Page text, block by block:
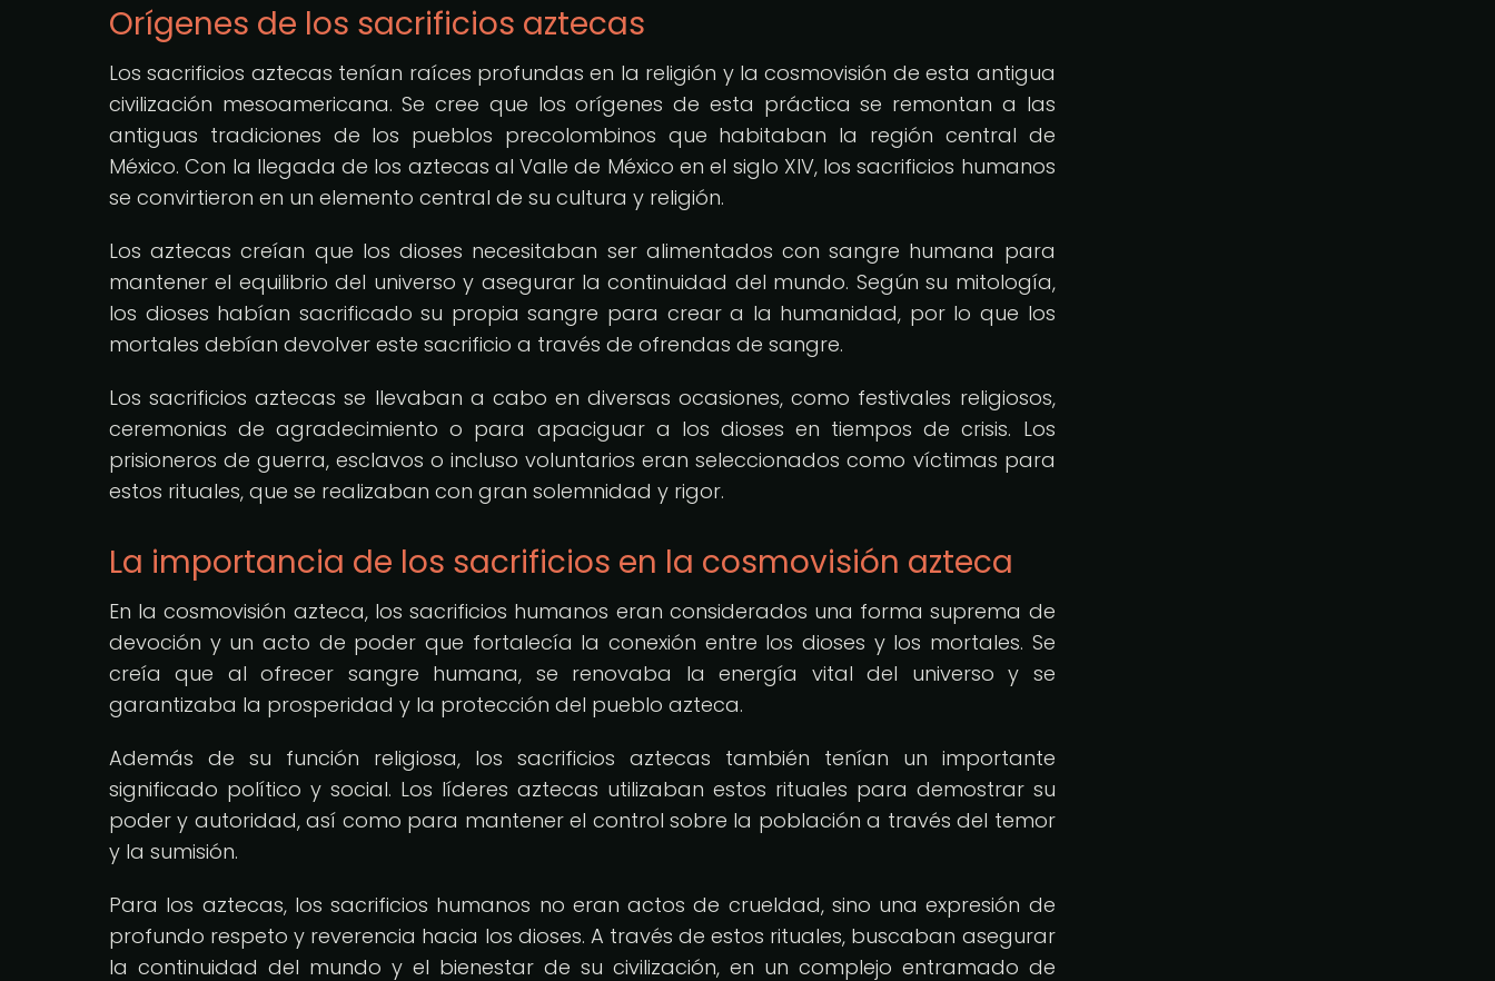
Orígenes de los sacrificios aztecas
Los sacrificios aztecas tenían raíces profundas en la religión y la cosmovisión de esta antigua
civilización mesoamericana. Se cree que los orígenes de esta práctica se remontan a las
antiguas tradiciones de los pueblos precolombinos que habitaban la región central de
México. Con la llegada de los aztecas al Valle de México en el siglo XIV, los sacrificios humanos
se convirtieron en un elemento central de su cultura y religión.
Los aztecas creían que los dioses necesitaban ser alimentados con sangre humana para
mantener el equilibrio del universo y asegurar la continuidad del mundo. Según su mitología,
los dioses habían sacrificado su propia sangre para crear a la humanidad, por lo que los
mortales debían devolver este sacrificio a través de ofrendas de sangre.
Los sacrificios aztecas se llevaban a cabo en diversas ocasiones, como festivales religiosos,
ceremonias de agradecimiento o para apaciguar a los dioses en tiempos de crisis. Los
prisioneros de guerra, esclavos o incluso voluntarios eran seleccionados como víctimas para
estos rituales, que se realizaban con gran solemnidad y rigor.
La importancia de los sacrificios en la cosmovisión azteca
En la cosmovisión azteca, los sacrificios humanos eran considerados una forma suprema de
devoción y un acto de poder que fortalecía la conexión entre los dioses y los mortales. Se
creía que al ofrecer sangre humana, se renovaba la energía vital del universo y se
garantizaba la prosperidad y la protección del pueblo azteca.
Además de su función religiosa, los sacrificios aztecas también tenían un importante
significado político y social. Los líderes aztecas utilizaban estos rituales para demostrar su
poder y autoridad, así como para mantener el control sobre la población a través del temor
y la sumisión.
Para los aztecas, los sacrificios humanos no eran actos de crueldad, sino una expresión de
profundo respeto y reverencia hacia los dioses. A través de estos rituales, buscaban asegurar
la continuidad del mundo y el bienestar de su civilización, en un complejo entramado de